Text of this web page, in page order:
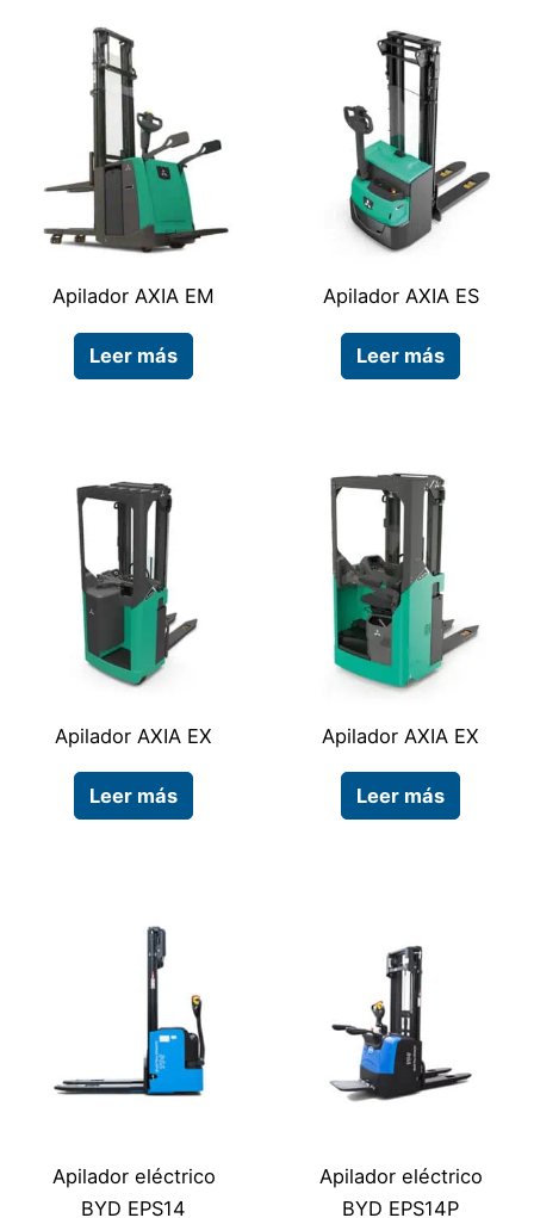
Apilador AXIA EM
Leer más
Apilador AXIA ES
Leer más
Apilador AXIA EX
Leer más
Apilador AXIA EX
Leer más
Apilador eléctrico
BYD EPS14
Apilador eléctrico
BYD EPS14P